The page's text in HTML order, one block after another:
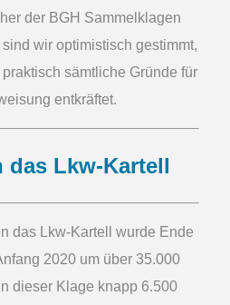
der BGH Sammelklagen
wir optimistisch gestimmt,
sämtliche Gründe für
entkräftet.
das Lkw-Kartell
das Lkw-Kartell wurde Ende
2020 um über 35.000
dieser Klage knapp 6.500